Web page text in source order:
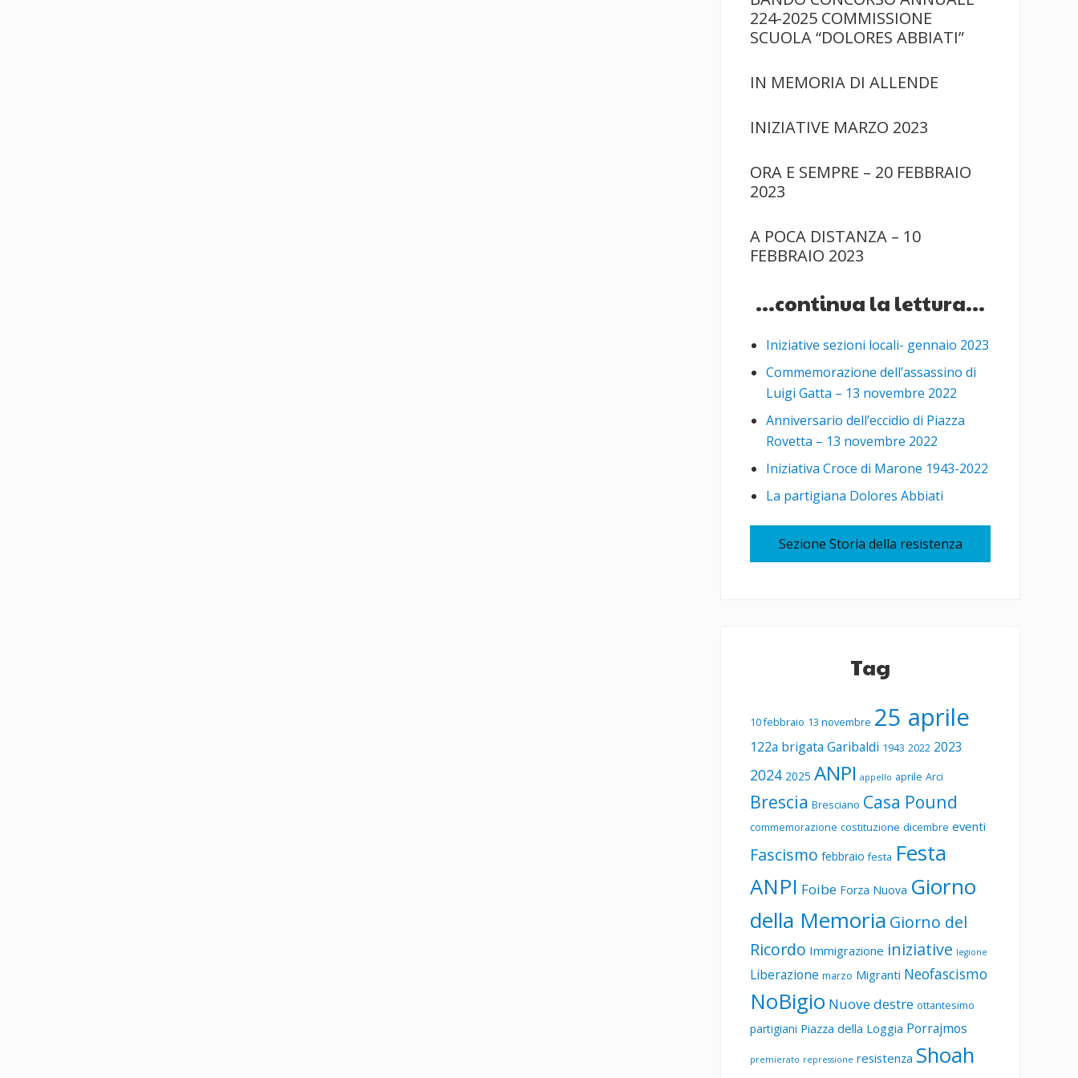
224-2025 COMMISSIONE
SCUOLA “DOLORES ABBIATI”
IN MEMORIA DI ALLENDE
INIZIATIVE MARZO 2023
ORA E SEMPRE – 20 FEBBRAIO
2023
A POCA DISTANZA – 10
FEBBRAIO 2023
...continua la lettura...
Iniziative sezioni locali- gennaio 2023
Commemorazione dell’assassino di
Luigi Gatta – 13 novembre 2022
Anniversario dell’eccidio di Piazza
Rovetta – 13 novembre 2022
Iniziativa Croce di Marone 1943-2022
La partigiana Dolores Abbiati
Sezione Storia della resistenza
Tag
10 febbraio 13 novembre 25 aprile
122a brigata Garibaldi 1943 2022 2023
2024 2025 ANPI appello aprile Arci
Brescia Bresciano Casa Pound
commemorazione costituzione dicembre eventi
Fascismo febbraio festa Festa
ANPI Foibe Forza Nuova Giorno
della Memoria Giorno del
Ricordo Immigrazione iniziative legione
Liberazione marzo Migranti Neofascismo
NoBigio Nuove destre ottantesimo
partigiani Piazza della Loggia Porrajmos
premierato repressione resistenza Shoah